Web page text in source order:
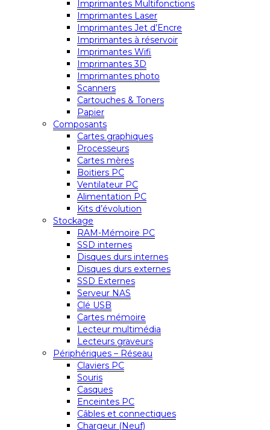
Imprimantes Multifonctions
Imprimantes Laser
Imprimantes Jet d’Encre
Imprimantes à réservoir
Imprimantes Wifi
Imprimantes 3D
Imprimantes photo
Scanners
Cartouches & Toners
Papier
Composants
Cartes graphiques
Processeurs
Cartes mères
Boitiers PC
Ventilateur PC
Alimentation PC
Kits d’évolution
Stockage
RAM-Mémoire PC
SSD internes
Disques durs internes
Disques durs externes
SSD Externes
Serveur NAS
Clé USB
Cartes mémoire
Lecteur multimédia
Lecteurs graveurs
Périphériques – Réseau
Claviers PC
Souris
Casques
Enceintes PC
Câbles et connectiques
Chargeur (Neuf)